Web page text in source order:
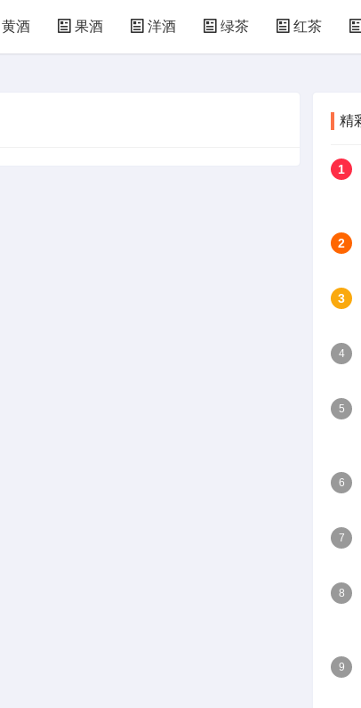
黄酒 果酒 洋酒 绿茶 红茶
精
1
2
3
4
5
6
7
8
9